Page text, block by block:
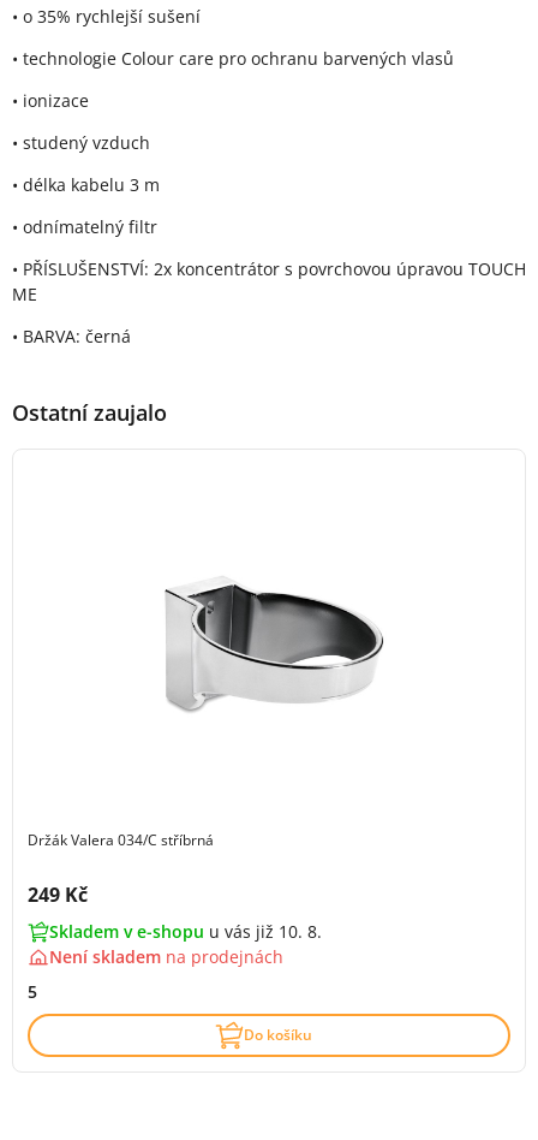
• o 35% rychlejší sušení
• technologie Colour care pro ochranu barvených vlasů
• ionizace
• studený vzduch
• délka kabelu 3 m
• odnímatelný filtr
• PŘÍSLUŠENSTVÍ: 2x koncentrátor s povrchovou úpravou TOUCH
ME
• BARVA: černá
Ostatní zaujalo
Držák Valera 034/C stříbrná
Cena s DPH:
249 Kč
Skladem v e-shopu u vás již 10. 8.
Není skladem na prodejnách
5
Do košíku